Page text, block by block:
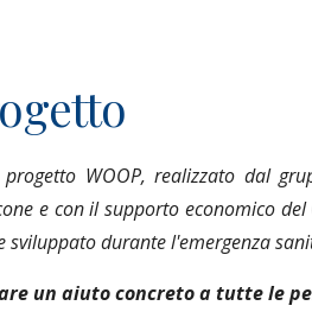
WOOP, realizzato dal
e con il supporto economico del
sviluppato durante l'emergenza
un aiuto concreto a tutte le